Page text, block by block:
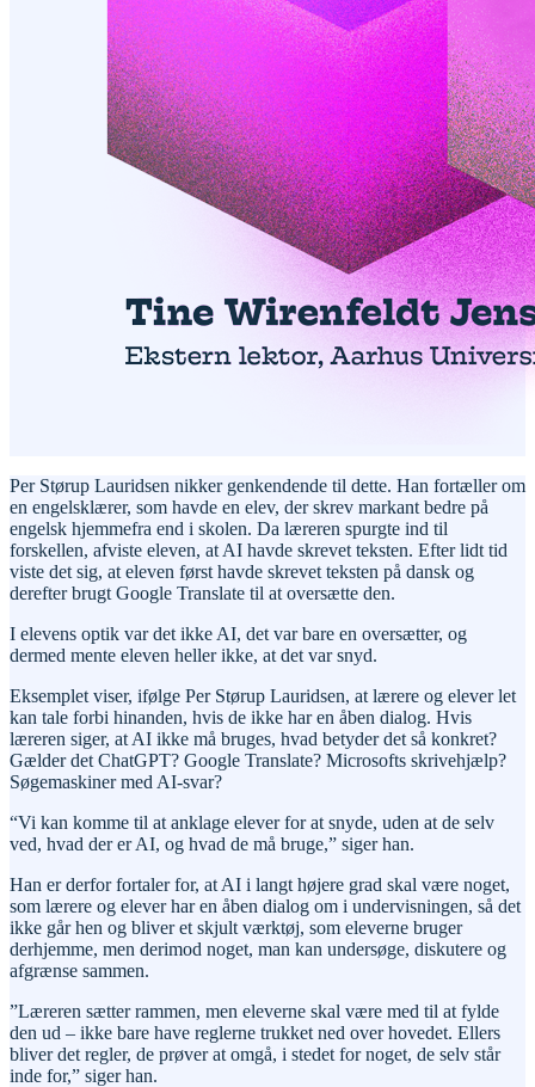
Per Størup Lauridsen nikker genkendende til dette. Han fortæller om
en engelsklærer, som havde en elev, der skrev markant bedre på
engelsk hjemmefra end i skolen. Da læreren spurgte ind til
forskellen, afviste eleven, at AI havde skrevet teksten. Efter lidt tid
viste det sig, at eleven først havde skrevet teksten på dansk og
derefter brugt Google Translate til at oversætte den.
I elevens optik var det ikke AI, det var bare en oversætter, og
dermed mente eleven heller ikke, at det var snyd.
Eksemplet viser, ifølge Per Størup Lauridsen, at lærere og elever let
kan tale forbi hinanden, hvis de ikke har en åben dialog. Hvis
læreren siger, at AI ikke må bruges, hvad betyder det så konkret?
Gælder det ChatGPT? Google Translate? Microsofts skrivehjælp?
Søgemaskiner med AI-svar?
“Vi kan komme til at anklage elever for at snyde, uden at de selv
ved, hvad der er AI, og hvad de må bruge,” siger han.
Han er derfor fortaler for, at AI i langt højere grad skal være noget,
som lærere og elever har en åben dialog om i undervisningen, så det
ikke går hen og bliver et skjult værktøj, som eleverne bruger
derhjemme, men derimod noget, man kan undersøge, diskutere og
afgrænse sammen.
”Læreren sætter rammen, men eleverne skal være med til at fylde
den ud – ikke bare have reglerne trukket ned over hovedet. Ellers
bliver det regler, de prøver at omgå, i stedet for noget, de selv står
inde for,” siger han.